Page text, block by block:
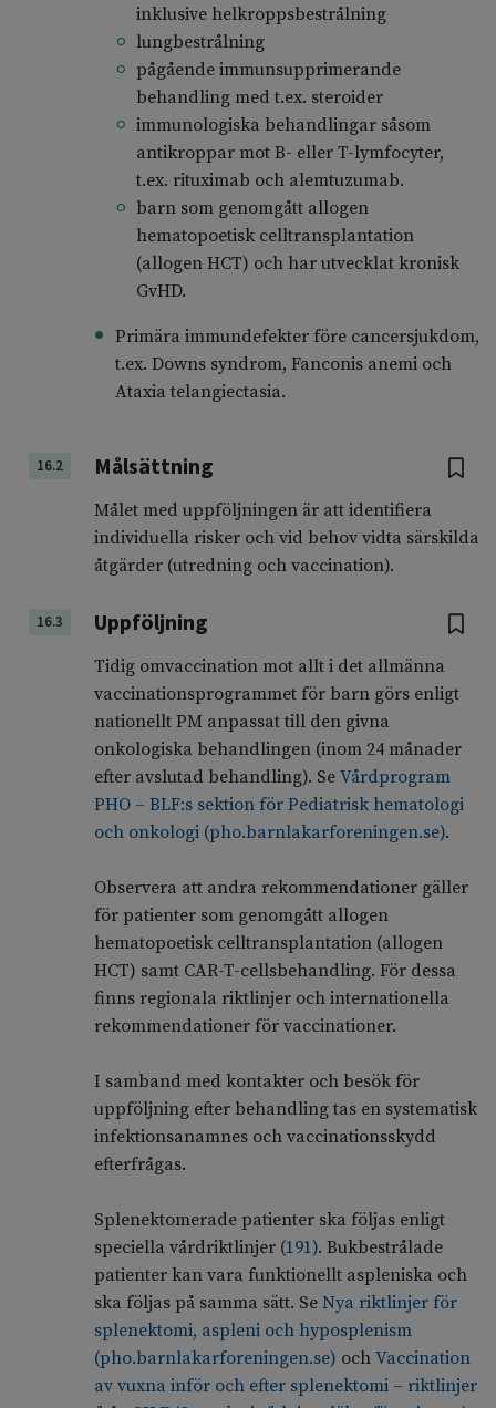
inklusive helkroppsbestrålning
lungbestrålning
pågående immunsupprimerande
behandling med t.ex. steroider
immunologiska behandlingar såsom
antikroppar mot B- eller T-lymfocyter,
t.ex. rituximab och alemtuzumab.
barn som genomgått allogen
hematopoetisk celltransplantation
(allogen HCT) och har utvecklat kronisk
GvHD.
Primära immundefekter före cancersjukdom,
t.ex. Downs syndrom, Fanconis anemi och
Ataxia telangiectasia.
16.2 Målsättning
Målet med uppföljningen är att identifiera
individuella risker och vid behov vidta särskilda
åtgärder (utredning och vaccination).
16.3 Uppföljning
Tidig omvaccination mot allt i det allmänna
vaccinationsprogrammet för barn görs enligt
nationellt PM anpassat till den givna
onkologiska behandlingen (inom 24 månader
efter avslutad behandling). Se Vårdprogram
PHO – BLF:s sektion för Pediatrisk hematologi
och onkologi (pho.barnlakarforeningen.se).
Observera att andra rekommendationer gäller
för patienter som genomgått allogen
hematopoetisk celltransplantation (allogen
HCT) samt CAR-T-cellsbehandling. För dessa
finns regionala riktlinjer och internationella
rekommendationer för vaccinationer.
I samband med kontakter och besök för
uppföljning efter behandling tas en systematisk
infektionsanamnes och vaccinationsskydd
efterfrågas.
Splenektomerade patienter ska följas enligt
speciella vårdriktlinjer (191). Bukbestrålade
patienter kan vara funktionellt aspleniska och
ska följas på samma sätt. Se Nya riktlinjer för
splenektomi, aspleni och hyposplenism
(pho.barnlakarforeningen.se) och Vaccination
av vuxna inför och efter splenektomi – riktlinjer